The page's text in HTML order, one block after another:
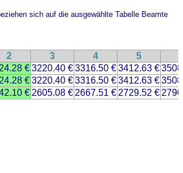
sich auf die ausgewählte Tabelle Beamte
2 3 4 5
€3220.40 €3316.50 €3412.63 €
€3220.40 €3316.50 €3412.63 €
€ 2605.08 € 2667.51 € 2729.52 €